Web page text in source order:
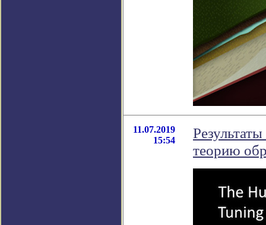
11.07.2019
15:54
теорию